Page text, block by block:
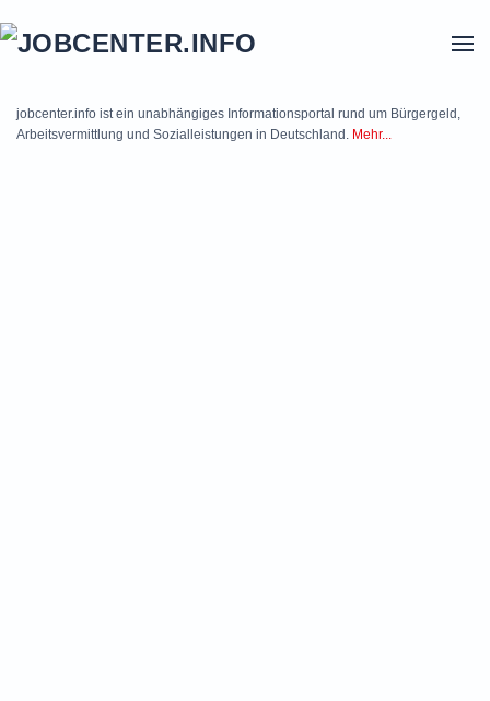
jobcenter.info ist ein unabhängiges Informationsportal rund um Bürgergeld,
Arbeitsvermittlung und Sozialleistungen in Deutschland. Mehr...